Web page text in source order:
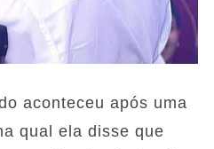
aconteceu após uma
qual ela disse que